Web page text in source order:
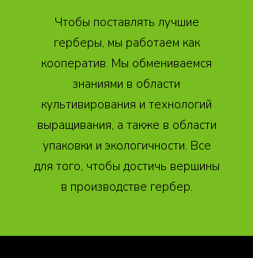
Чтобы поставлять лучшие
герберы, мы работаем как
кооператив. Мы обмениваемся
знаниями в области
культивирования и технологий
выращивания, а также в области
упаковки и экологичности. Все
для того, чтобы достичь вершины
в производстве гербер.